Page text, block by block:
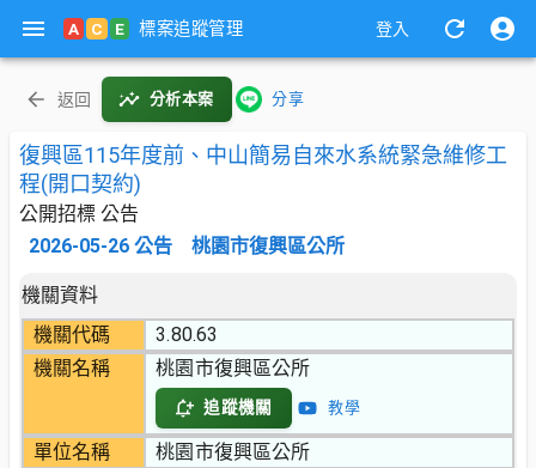
A C E 標案追蹤管理 登入
返回 分析本案 分享
復興區115年度前、中山簡易自來水系統緊急維修工
程(開口契約)
公開招標 公告
2026-05-26 公告 桃園市復興區公所
機關資料
機關代碼
3.80.63
機關名稱
桃園市復興區公所
追蹤機關 教學
單位名稱
桃園市復興區公所